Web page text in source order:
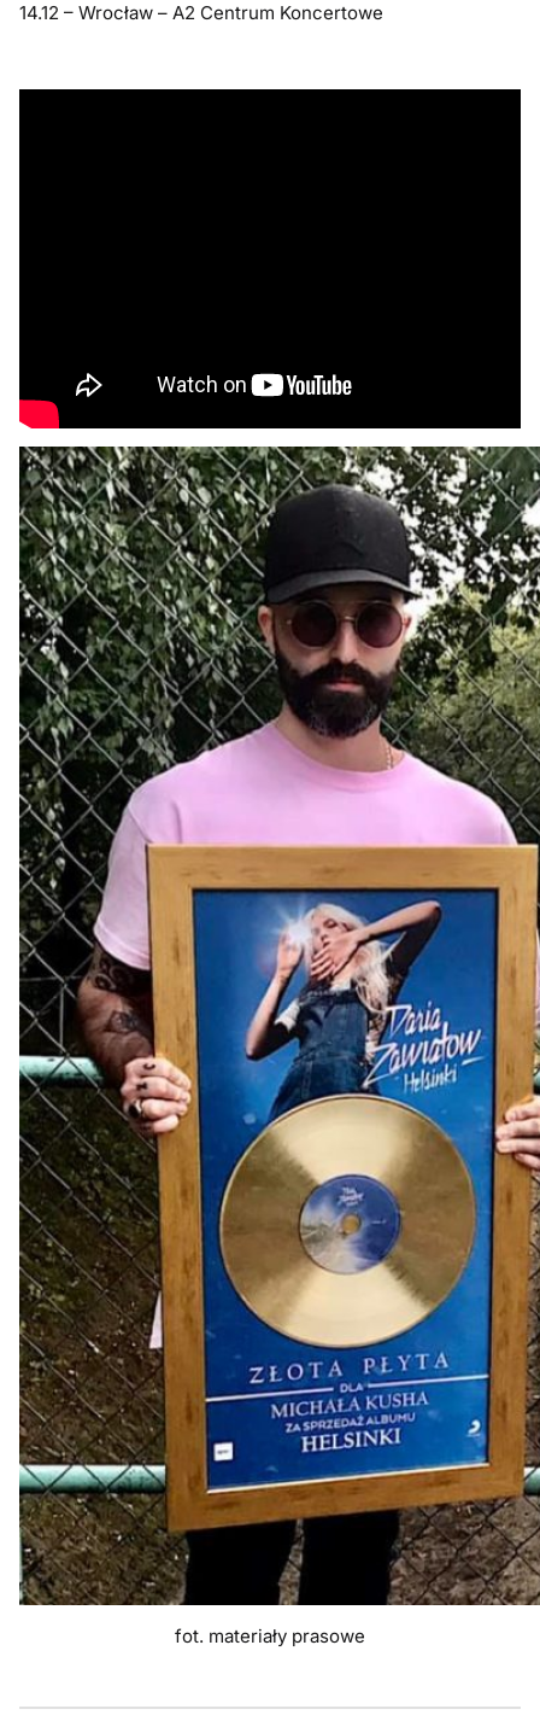
14.12 – Wrocław – A2 Centrum Koncertowe
fot. materiały prasowe